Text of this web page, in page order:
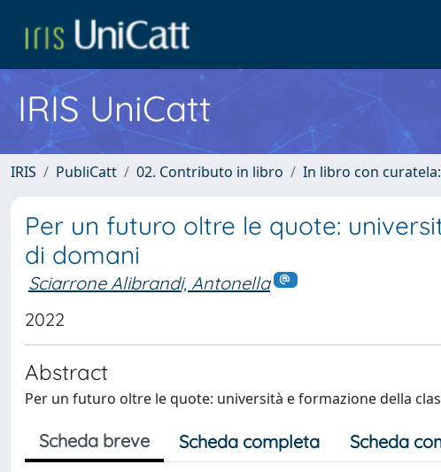
IRIS UniCatt
IRIS PubliCatt 02. Contributo in libro In libro con
Per un futuro oltre le quote:
di domani
Sciarrone Alibrandi, Antonella
2022
Abstract
Per un futuro oltre le quote: università e formazione della
Scheda breve Scheda completa Scheda